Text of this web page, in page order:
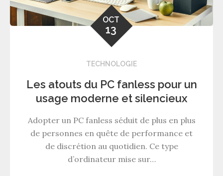
OCT
13
TECHNOLOGIE
Les atouts du PC fanless pour un
usage moderne et silencieux
Adopter un PC fanless séduit de plus en plus
de personnes en quête de performance et
de discrétion au quotidien. Ce type
d’ordinateur mise sur…